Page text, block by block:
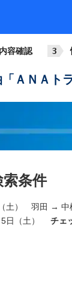
内容確認
ＡＮＡト
条件
土） 羽田 → 中
日（土） チェ